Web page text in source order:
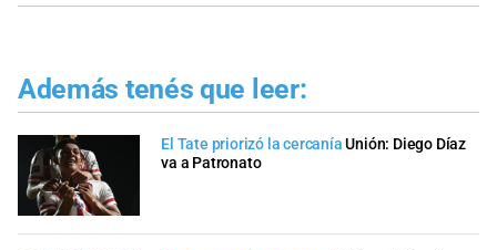
Además tenés que leer:
El Tate priorizó la cercanía Unión: Diego Díaz
va a Patronato